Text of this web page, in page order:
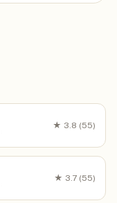
★ 3.8 (55)
★ 3.7 (55)